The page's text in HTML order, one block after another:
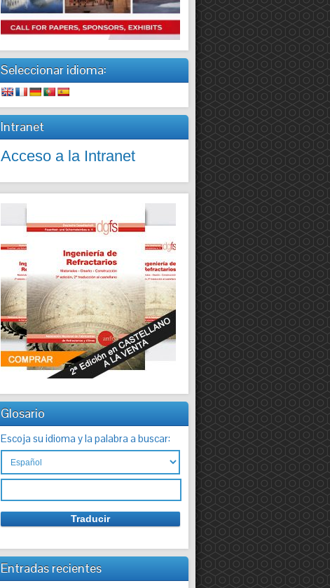
Seleccionar idioma:
Intranet
Acceso a la Intranet
Glosario
Escoja su idioma y la palabra a buscar:
Entradas recientes